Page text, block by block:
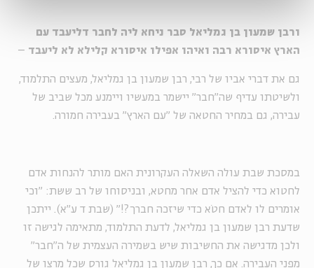
ורבן שמעון בן גמליאל סבר ניחא ליה לחבר דליעבד עם
הארץ איסורא רבה ואיהו אפילו איסורא קלילא לא ליעבד –
גם את דברי אביו של רבי, רבן שמעון בן גמליאל, מעצים התלמוד,
ולשיטתו עדיף שה"חבר" יישמר במעשיו ויימנע מכל שביב של
עבירה, גם במחיר החטאה של "עם הארץ" בעבירה חמורה.
במסכת שבת עולה השאלה העקרונית האם מותר להנחות אדם
לחטוא כדי להציל אדם אחר מחטא, ובניסוחו של רב ששת: "וכי
אומרים לו לאדם חטֹא כדי שיזכה חברך?!" (שבת ד ע"א). ייתכן
שדעת רבן שמעון בן גמליאל, לדעת התלמוד, מתאימה לגישה זו
ולכן מדגישה את החשיבות שיש בשמירה העצמית של ה"חבר"
מפני העבירה. אם כך, רבן שמעון בן גמליאל גורס שכל מרצו של